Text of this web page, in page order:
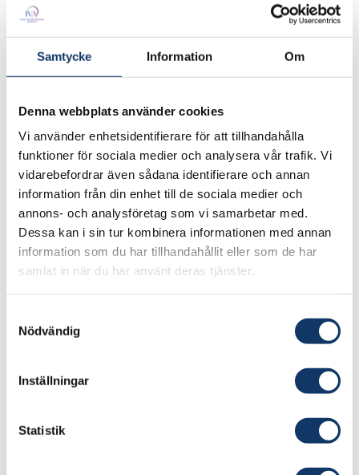
Samtycke Information Om
Denna webbplats använder cookies
Vi använder enhetsidentifierare för att tillhandahålla
funktioner för sociala medier och analysera vår trafik. Vi
vidarebefordrar även sådana identifierare och annan
information från din enhet till de sociala medier och
annons- och analysföretag som vi samarbetar med.
Dessa kan i sin tur kombinera informationen med annan
information som du har tillhandahållit eller som de har
samlat in när du har använt deras tjänster.
Nödvändig
Inställningar
Statistik
Kungliga Tekniska högskolan
Ansvarig forskare:
Sasan Sadrizadeh Amirmohammad
Holmberg, Adnan Ploskić
Besök projektets webbplats
För att uppnå detta utvecklas intelligenta
design- och styrlösningar för termisk
energilagring som baseras på avancerade
internationella projekt är centrala i arbetet.
Hittills har flera artiklar inom ämnesområdet
kommersiell byggnad, där den innovativa